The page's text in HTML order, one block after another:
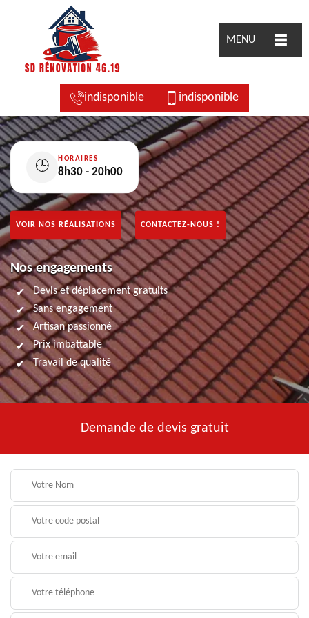
MENU
indisponible indisponible
🕒
HORAIRES
8h30 - 20h00
VOIR NOS RÉALISATIONS CONTACTEZ-NOUS !
Nos engagements
Devis et déplacement gratuits
Sans engagement
Artisan passionné
Prix imbattable
Travail de qualité
Demande de devis gratuit